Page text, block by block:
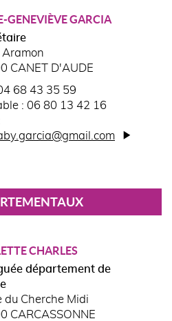
GENEVIÈVE GARCIA
Aramon
CANET D'AUDE
04 68 43 35 59
: 06 80 13 42 16
CHARLES
département de
du Cherche Midi
CARCASSONNE